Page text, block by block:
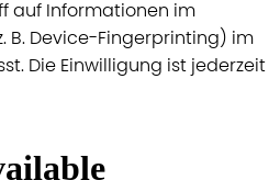
auf Informationen im
B. Device-Fingerprinting) im
Die Einwilligung ist jederzeit